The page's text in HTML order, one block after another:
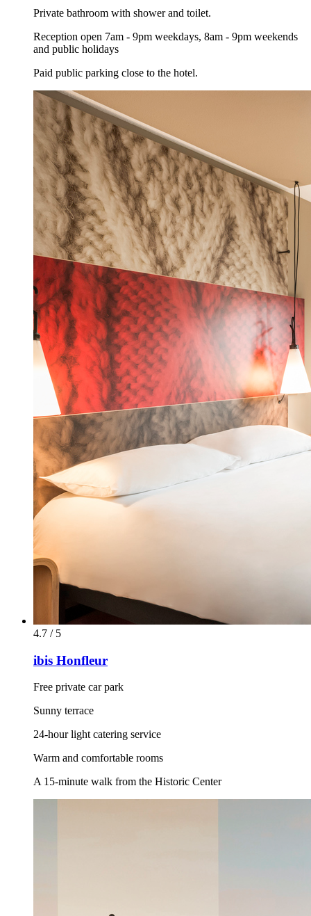
Private bathroom with shower and toilet.
Reception open 7am - 9pm weekdays, 8am - 9pm weekends
and public holidays
Paid public parking close to the hotel.
4.7 / 5
ibis Honfleur
Free private car park
Sunny terrace
24-hour light catering service
Warm and comfortable rooms
A 15-minute walk from the Historic Center